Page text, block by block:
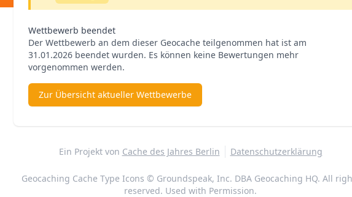
Wettbewerb beendet
Der Wettbewerb an dem dieser Geocache teilgenommen hat ist am
31.01.2026 beendet wurden. Es können keine Bewertungen mehr
vorgenommen werden.
Zur Übersicht aktueller Wettbewerbe
Ein Projekt von Cache des Jahres Berlin Datenschutzerklärung
Geocaching Cache Type Icons © Groundspeak, Inc. DBA Geocaching HQ. All
reserved. Used with Permission.